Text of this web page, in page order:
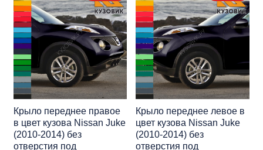
Крыло переднее правое
в цвет кузова Nissan Juke
(2010-2014) без
отверстия под
Крыло переднее левое в
цвет кузова Nissan Juke
(2010-2014) без
отверстия под